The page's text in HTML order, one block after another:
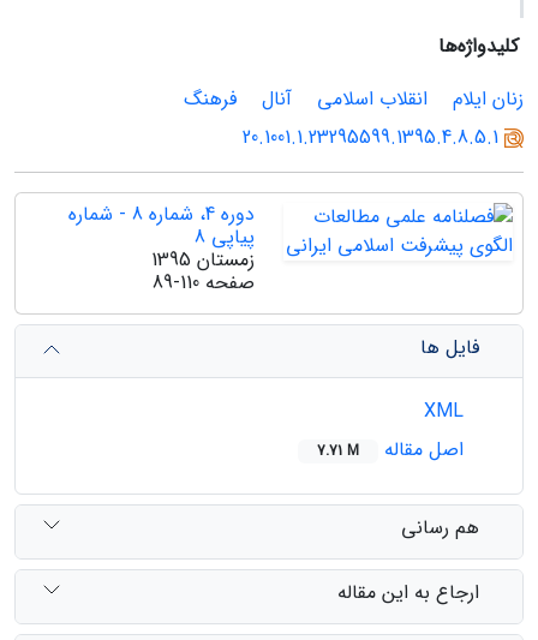
کلیدواژه‌ها
زنان ایلام
انقلاب اسلامی آنال
فرهنگ
20.1001.1.23295599.1395.4.8.5.1
دوره 4، شماره 8 - شماره
پیاپی 8
زمستان 1395
صفحه 89-110
فایل ها
اصل مقاله
7.71 M
هم رسانی
ارجاع به این مقاله